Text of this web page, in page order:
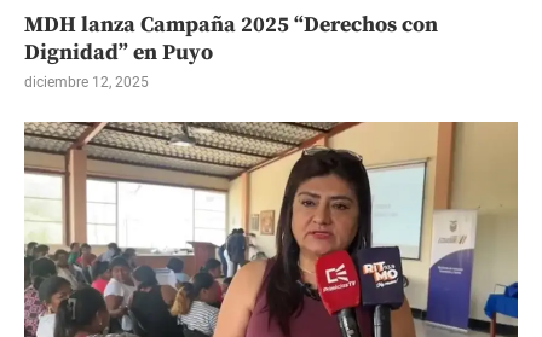
MDH lanza Campaña 2025 “Derechos con
Dignidad” en Puyo
diciembre 12, 2025